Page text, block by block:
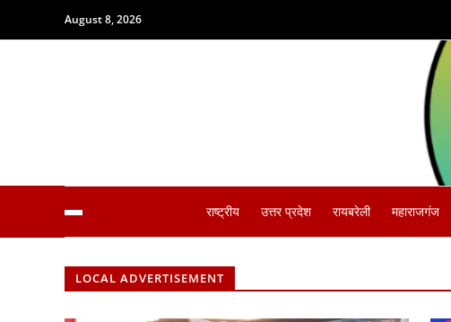
August 8, 2026
राष्ट्रीय उत्तर प्रदेश रायबरेली महाराजगंज
LOCAL ADVERTISEMENT